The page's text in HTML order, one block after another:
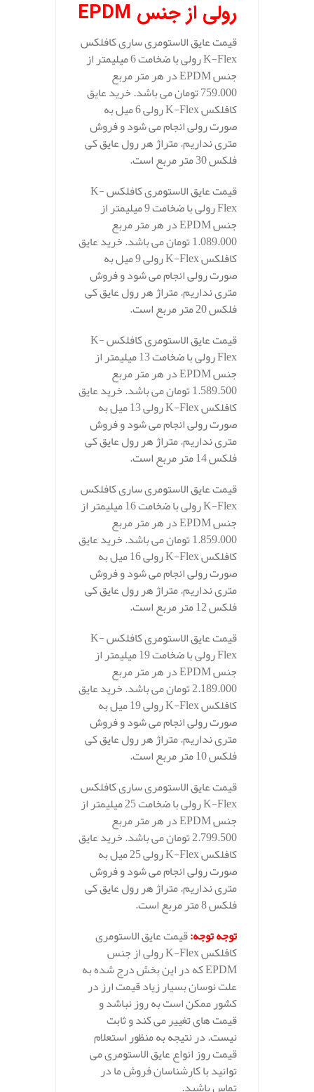
رولی از جنس EPDM
قیمت عایق الاستومری ساری کافلکس
K-Flex رولی با ضخامت 6 میلیمتر از
جنس EPDM در هر متر مربع
759.000 تومان می باشد. خرید عایق
کافلکس K-Flex رولی 6 میل به
صورت رولی انجام می شود و فروش
متری نداریم. متراژ هر رول عایق کی
فلکس 30 متر مربع است.
قیمت عایق الاستومری کافلکس K-
Flex رولی با ضخامت 9 میلیمتر از
جنس EPDM در هر متر مربع
1.089.000 تومان می باشد. خرید عایق
کافلکس K-Flex رولی 9 میل به
صورت رولی انجام می شود و فروش
متری نداریم. متراژ هر رول عایق کی
فلکس 20 متر مربع است.
قیمت عایق الاستومری کافلکس K-
Flex رولی با ضخامت 13 میلیمتر از
جنس EPDM در هر متر مربع
1.589.500 تومان می باشد. خرید عایق
کافلکس K-Flex رولی 13 میل به
صورت رولی انجام می شود و فروش
متری نداریم. متراژ هر رول عایق کی
فلکس 14 متر مربع است.
قیمت عایق الاستومری ساری کافلکس
K-Flex رولی با ضخامت 16 میلیمتر از
جنس EPDM در هر متر مربع
1.859.000 تومان می باشد. خرید عایق
کافلکس K-Flex رولی 16 میل به
صورت رولی انجام می شود و فروش
متری نداریم. متراژ هر رول عایق کی
فلکس 12 متر مربع است.
قیمت عایق الاستومری کافلکس K-
Flex رولی با ضخامت 19 میلیمتر از
جنس EPDM در هر متر مربع
2.189.000 تومان می باشد. خرید عایق
کافلکس K-Flex رولی 19 میل به
صورت رولی انجام می شود و فروش
متری نداریم. متراژ هر رول عایق کی
فلکس 10 متر مربع است.
قیمت عایق الاستومری ساری کافلکس
K-Flex رولی با ضخامت 25 میلیمتر از
جنس EPDM در هر متر مربع
2.799.500 تومان می باشد. خرید عایق
کافلکس K-Flex رولی 25 میل به
صورت رولی انجام می شود و فروش
متری نداریم. متراژ هر رول عایق کی
فلکس 8 متر مربع است.
توجه توجه:قیمت عایق الاستومری
کافلکس K-Flex رولی از جنس
EPDM که در این بخش درج شده به
علت نوسان بسیار زیاد قیمت ارز در
کشور ممکن است به روز نباشد و
قیمت های تغییر می کند و ثابت
نیست. در نتیجه به منظور استعلام
قیمت روز انواع عایق الاستومری می
توانید با کارشناسان فروش ما در